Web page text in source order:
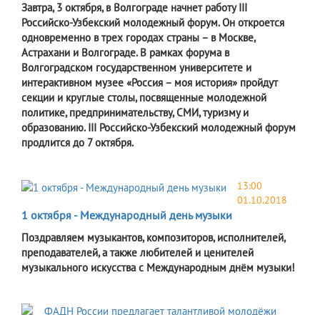
Завтра, 3 октября, в Волгограде начнет работу III
Российско-Узбекский молодежный форум. Он откроется
одновременно в трех городах страны – в Москве,
Астрахани и Волгограде. В рамках форума в
Волгоградском государственном университете и
интерактивном музее «Россия – моя история» пройдут
секции и круглые столы, посвященные молодежной
политике, предпринимательству, СМИ, туризму и
образованию. III Российско-Узбекский молодежный форум
продлится до 7 октября.
13:00
01.10.2018
1 октября - Международный день музыки
Поздравляем музыкантов, композиторов, исполнителей,
преподавателей, а также любителей и ценителей
музыкального искусства с Международным днём музыки!